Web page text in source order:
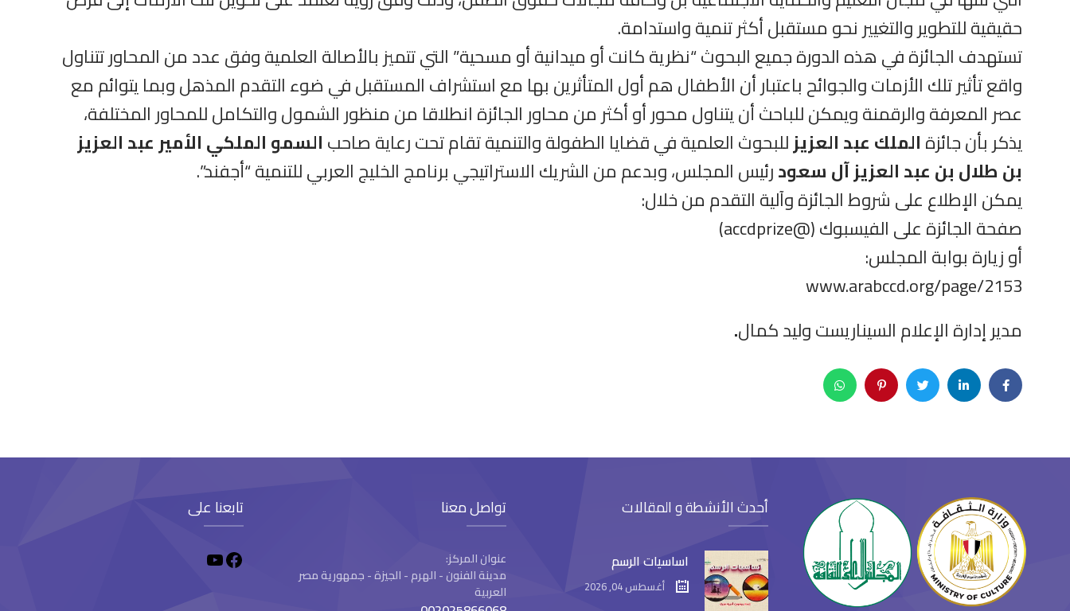
حقيقية للتطوير والتغيير نحو مستقبل أكثر تنمية واستدامة.
تستهدف الجائزة في هذه الدورة جميع البحوث “نظرية كانت أو ميدانية أو مسحية” التي تتميز بالأصالة العلمية وفق عدد من المحاور تتناول
واقع تأثير تلك الأزمات والجوائح باعتبار أن الأطفال هم أول المتأثرين بها مع استشراف المستقبل في ضوء التقدم المذهل وبما يتوائم مع
عصر المعرفة والرقمنة ويمكن للباحث أن يتناول محور أو أكثر من محاور الجائزة انطلاقا من منظور الشمول والتكامل للمحاور المختلفة،
يذكر بأن جائزةالملك عبد العزيزللبحوث العلمية في قضايا الطفولة والتنمية تقام تحت رعاية صاحبالسمو الملكي الأمير عبد العزيز
بن طلال بن عبد العزيز آل سعودرئيس المجلس، وبدعم من الشريك الاستراتيجي برنامج الخليج العربي للتنمية “أجفند”.
يمكن الإطلاع على شروط الجائزة وآلية التقدم من خلال:
صفحة الجائزة على الفيسبوك (@accdprize)
أو زيارة بوابة المجلس:
www.arabccd.org/page/2153
مدير إدارة الإعلام السيناريست وليد كمال.
تابعنا على تواصل معنا
عنوان المركز:
مدينة الفنون - الهرم - الجيزة - جمهورية مصر
العربية
أحدث الأنشطة و المقالات
اساسيات الرسم
أغسطس 04, 2026